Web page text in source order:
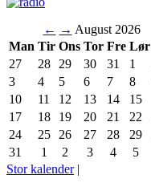
← → August 2026
Man Tir Ons Tor Fre Lør
27
28 29 30 31 1
3
4 5 6 7 8
10
11 12 13 14 15
17
18 19 20 21 22
24
25 26 27 28 29
31
1 2 3 4 5
Stor kalender|